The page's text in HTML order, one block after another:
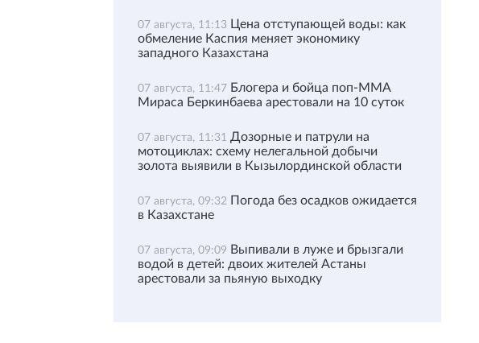
07 августа, 11:13 Цена отступающей воды: как
обмеление Каспия меняет экономику
западного Казахстана
07 августа, 11:47 Блогера и бойца поп-ММА
Мираса Беркинбаева арестовали на 10 суток
07 августа, 11:31 Дозорные и патрули на
мотоциклах: схему нелегальной добычи
золота выявили в Кызылординской области
07 августа, 09:32 Погода без осадков ожидается
в Казахстане
07 августа, 09:09 Выпивали в луже и брызгали
водой в детей: двоих жителей Астаны
арестовали за пьяную выходку